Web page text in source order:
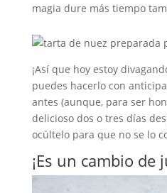
magia dure más tiempo
¡Así que hoy estoy
puedes hacerlo con
antes (aunque, para ser
delicioso dos o tres días
ocúltelo para que no se lo
¡Es un cambio de